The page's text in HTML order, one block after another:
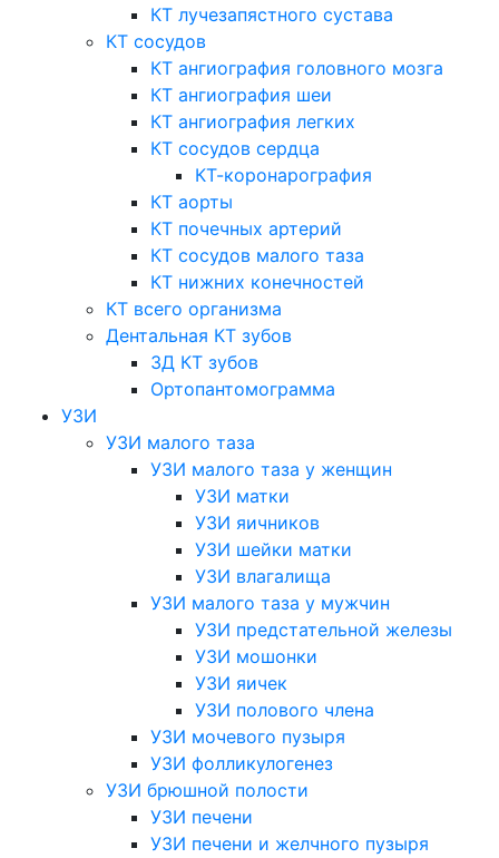
КТ лучезапястного сустава
КТ сосудов
КТ ангиография головного мозга
КТ ангиография шеи
КТ ангиография легких
КТ сосудов сердца
КТ-коронарография
КТ аорты
КТ почечных артерий
КТ сосудов малого таза
КТ нижних конечностей
КТ всего организма
Дентальная КТ зубов
3Д КТ зубов
Ортопантомограмма
УЗИ
УЗИ малого таза
УЗИ малого таза у женщин
УЗИ матки
УЗИ яичников
УЗИ шейки матки
УЗИ влагалища
УЗИ малого таза у мужчин
УЗИ предстательной железы
УЗИ мошонки
УЗИ яичек
УЗИ полового члена
УЗИ мочевого пузыря
УЗИ фолликулогенез
УЗИ брюшной полости
УЗИ печени
УЗИ печени и желчного пузыря